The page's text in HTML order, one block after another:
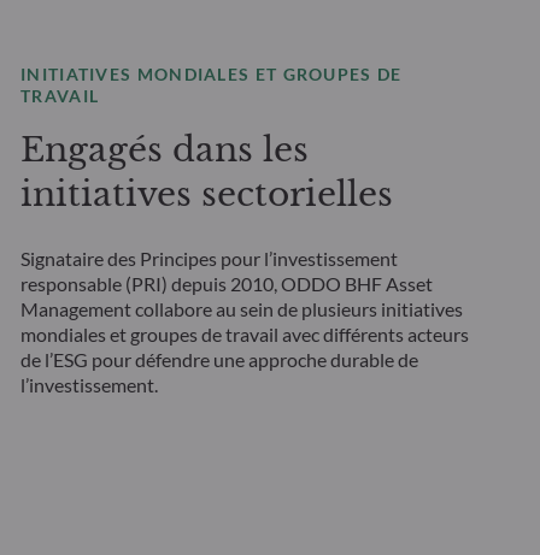
INITIATIVES MONDIALES ET GROUPES DE
TRAVAIL
Engagés dans les
initiatives sectorielles
Signataire des Principes pour l’investissement
responsable (PRI) depuis 2010, ODDO BHF Asset
Management collabore au sein de plusieurs initiatives
mondiales et groupes de travail avec différents acteurs
de l’ESG pour défendre une approche durable de
l’investissement.